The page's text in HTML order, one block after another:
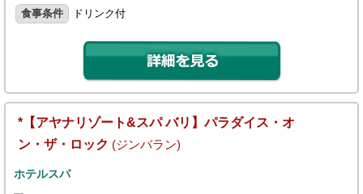
食事条件 ドリンク付
*【アヤナリゾート&スパ バリ】パラダイス・オ
ン・ザ・ロック (ジンバラン)
ホテルスパ